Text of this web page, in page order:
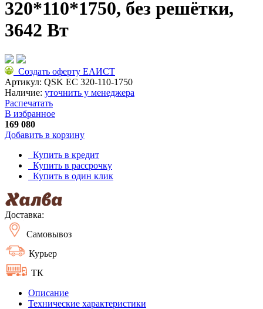
320*110*1750, без решётки,
3642 Вт
Создать оферту ЕАИСТ
Артикул: QSK EC 320-110-1750
Наличие: уточнить у менеджера
Распечатать
В избранное
169 080
Добавить в корзину
Купить в кредит
Купить в рассрочку
Купить в один клик
Доставка:
Самовывоз
Курьер
ТК
Описание
Технические характеристики